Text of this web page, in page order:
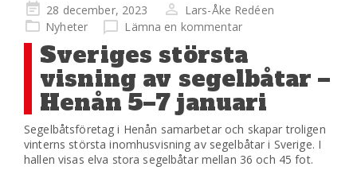
Publicerad
på
28 december, 2023
Lars-Åke Redéen
Nyheter
Lämna en kommentar
Sveriges största
visning av segelbåtar –
Henån 5–7 januari
Segelbåtsföretag i Henån samarbetar och skapar troligen
vinterns största inomhusvisning av segelbåtar i Sverige. I
hallen visas elva stora segelbåtar mellan 36 och 45 fot.